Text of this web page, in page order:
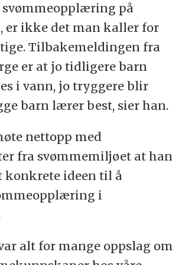
på
er ikke det man kaller for
Tilbakemeldingen fra
er at jo tidligere barn
i vann, jo tryggere blir
barn lærer best, sier han.
nettopp med
fra svømmemiljøet at han
konkrete ideen til å
i
alt for mange oppslag om